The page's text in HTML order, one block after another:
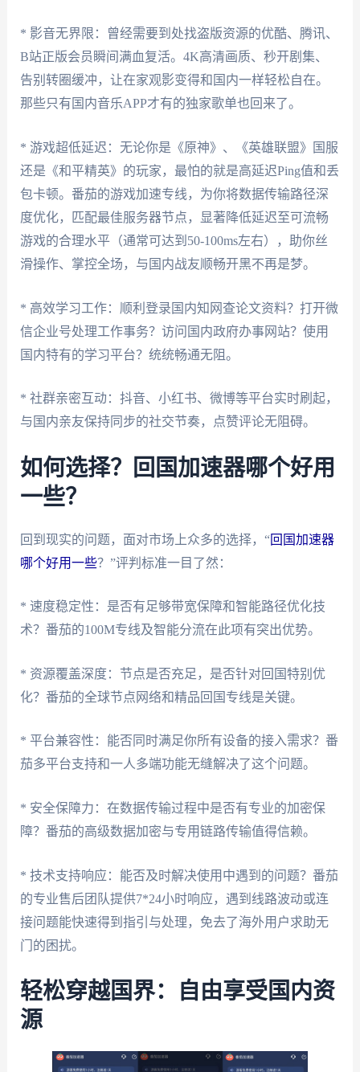
* 影音无界限：曾经需要到处找盗版资源的优酷、腾讯、
B站正版会员瞬间满血复活。4K高清画质、秒开剧集、
告别转圈缓冲，让在家观影变得和国内一样轻松自在。
那些只有国内音乐APP才有的独家歌单也回来了。
* 游戏超低延迟：无论你是《原神》、《英雄联盟》国服
还是《和平精英》的玩家，最怕的就是高延迟Ping值和丢
包卡顿。番茄的游戏加速专线，为你将数据传输路径深
度优化，匹配最佳服务器节点，显著降低延迟至可流畅
游戏的合理水平（通常可达到50-100ms左右），助你丝
滑操作、掌控全场，与国内战友顺畅开黑不再是梦。
* 高效学习工作：顺利登录国内知网查论文资料？打开微
信企业号处理工作事务？访问国内政府办事网站？使用
国内特有的学习平台？统统畅通无阻。
* 社群亲密互动：抖音、小红书、微博等平台实时刷起，
与国内亲友保持同步的社交节奏，点赞评论无阻碍。
如何选择？回国加速器哪个好用
一些？
回到现实的问题，面对市场上众多的选择，“回国加速器
哪个好用一些？”评判标准一目了然：
* 速度稳定性：是否有足够带宽保障和智能路径优化技
术？番茄的100M专线及智能分流在此项有突出优势。
* 资源覆盖深度：节点是否充足，是否针对回国特别优
化？番茄的全球节点网络和精品回国专线是关键。
* 平台兼容性：能否同时满足你所有设备的接入需求？番
茄多平台支持和一人多端功能无缝解决了这个问题。
* 安全保障力：在数据传输过程中是否有专业的加密保
障？番茄的高级数据加密与专用链路传输值得信赖。
* 技术支持响应：能否及时解决使用中遇到的问题？番茄
的专业售后团队提供7*24小时响应，遇到线路波动或连
接问题能快速得到指引与处理，免去了海外用户求助无
门的困扰。
轻松穿越国界：自由享受国内资
源